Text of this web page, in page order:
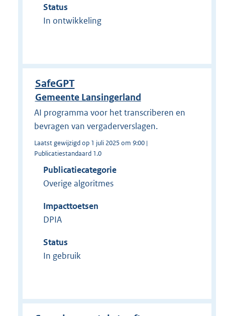
Status
In ontwikkeling
SafeGPT
Gemeente Lansingerland
AI programma voor het transcriberen en
bevragen van vergaderverslagen.
Laatst gewijzigd op 1 juli 2025 om 9:00 |
Publicatiestandaard 1.0
Publicatiecategorie
Overige algoritmes
Impacttoetsen
DPIA
Status
In gebruik